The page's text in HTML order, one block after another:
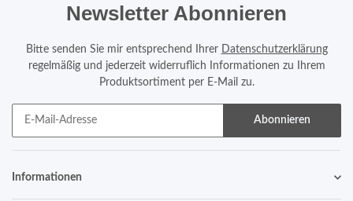
Newsletter Abonnieren
Bitte senden Sie mir entsprechend Ihrer
Datenschutzerklärung
regelmäßig und jederzeit widerruflich Informationen zu Ihrem
Produktsortiment per E-Mail zu.
Abonnieren
Informationen